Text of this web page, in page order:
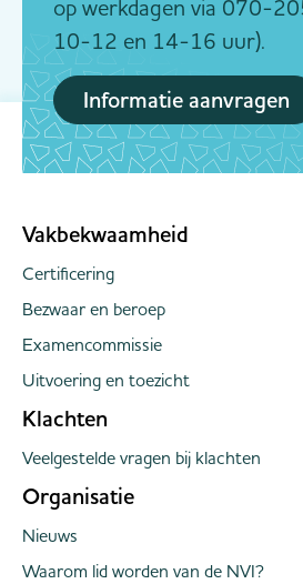
op werkdagen via 070-
10-12 en 14-16 uur).
Informatie aanvragen
Vakbekwaamheid
Certificering
Bezwaar en beroep
Examencommissie
Uitvoering en toezicht
Klachten
Veelgestelde vragen bij klachten
Organisatie
Nieuws
Waarom lid worden van de NVI?